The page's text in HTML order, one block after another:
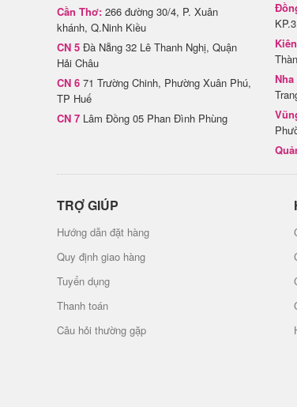
Cần Thơ: 266 đường 30/4, P. Xuân
khánh, Q.Ninh Kiều
CN 5 Đà Nẵng 32 Lê Thanh Nghị, Quận
Hải Châu
CN 6 71 Trường Chinh, Phường Xuân Phú,
TP Huế
CN 7 Lâm Đồng 05 Phan Đình Phùng
Nha
TRỢ GIÚP
Hướng dẫn đặt hàng
Quy định giao hàng
Tuyển dụng
Thanh toán
Câu hỏi thường gặp